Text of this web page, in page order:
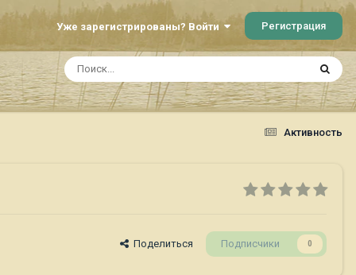
Уже зарегистрированы? Войти Регистрация
Активность
Поделиться Подписчики 0